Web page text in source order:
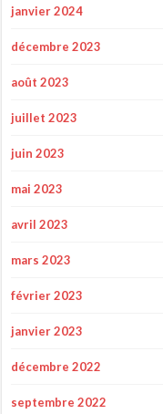
janvier 2024
décembre 2023
août 2023
juillet 2023
juin 2023
mai 2023
avril 2023
mars 2023
février 2023
janvier 2023
décembre 2022
septembre 2022